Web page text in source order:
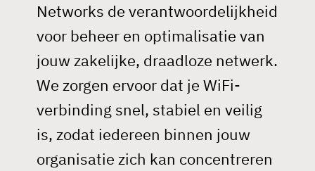
klanten
over ons
nieuws
contact
vacatures
Networks de verantwoordelijkheid
voor beheer en optimalisatie van
jouw zakelijke, draadloze netwerk.
We zorgen ervoor dat je WiFi-
verbinding snel, stabiel en veilig
is, zodat iedereen binnen jouw
organisatie zich kan concentreren